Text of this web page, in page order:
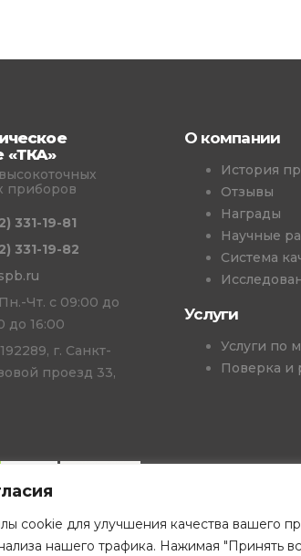
cookie для улучшения качества вашего
нашего трафика. Нажимая "Принять
«ТКА»
приборов
331-19-81
331-19-82
Чт. с 09:00 до
до 16:00
г. Санкт-
проезд 33,
О компании
История
Отзывы
Награды
Научные
Система
Услуги
Услуги по
Поверка и
©Все права защищены.
носит исключительно информационный